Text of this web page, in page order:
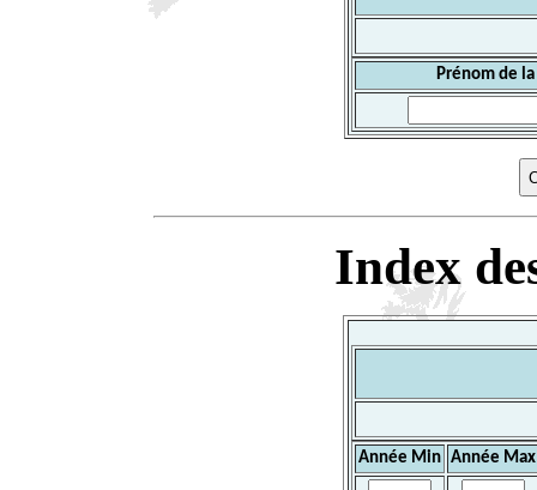
Prénom de
Index
Année Min Année Max